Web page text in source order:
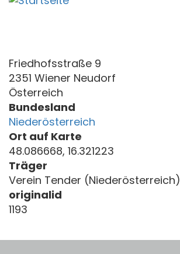
Direkt
Friedhofsstraße 9
2351 Wiener Neudorf
Österreich
Bundesland
Niederösterreich
Ort auf Karte
48.086668, 16.321223
Träger
Verein Tender (Niederösterreich)
originalid
1193